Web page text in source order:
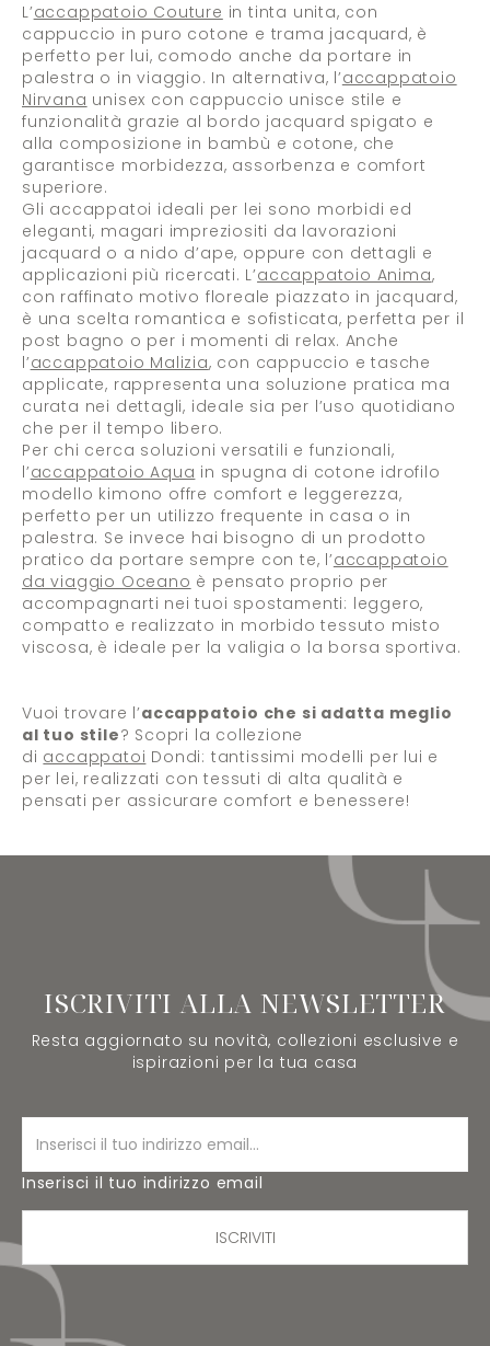
L’accappatoio Couture in tinta unita, con
cappuccio in puro cotone e trama jacquard, è
perfetto per lui, comodo anche da portare in
palestra o in viaggio. In alternativa, l’accappatoio
Nirvana unisex con cappuccio unisce stile e
funzionalità grazie al bordo jacquard spigato e
alla composizione in bambù e cotone, che
garantisce morbidezza, assorbenza e comfort
superiore.
Gli accappatoi ideali per lei sono morbidi ed
eleganti, magari impreziositi da lavorazioni
jacquard o a nido d’ape, oppure con dettagli e
applicazioni più ricercati. L’accappatoio Anima,
con raffinato motivo floreale piazzato in jacquard,
è una scelta romantica e sofisticata, perfetta per il
post bagno o per i momenti di relax. Anche
l’accappatoio Malizia, con cappuccio e tasche
applicate, rappresenta una soluzione pratica ma
curata nei dettagli, ideale sia per l’uso quotidiano
che per il tempo libero.
Per chi cerca soluzioni versatili e funzionali,
l’accappatoio Aqua in spugna di cotone idrofilo
modello kimono offre comfort e leggerezza,
perfetto per un utilizzo frequente in casa o in
palestra. Se invece hai bisogno di un prodotto
pratico da portare sempre con te, l’accappatoio
da viaggio Oceano è pensato proprio per
accompagnarti nei tuoi spostamenti: leggero,
compatto e realizzato in morbido tessuto misto
viscosa, è ideale per la valigia o la borsa sportiva.
Vuoi trovare l’accappatoio che si adatta meglio
al tuo stile? Scopri la collezione
di accappatoi Dondi: tantissimi modelli per lui e
per lei, realizzati con tessuti di alta qualità e
pensati per assicurare comfort e benessere!
ISCRIVITI ALLA NEWSLETTER
Resta aggiornato su novità, collezioni esclusive e
ispirazioni per la tua casa
Inserisci il tuo indirizzo email
ISCRIVITI